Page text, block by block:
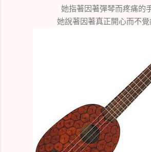
她指著因著彈琴而疼痛的
她說著因著真正開心而不覺